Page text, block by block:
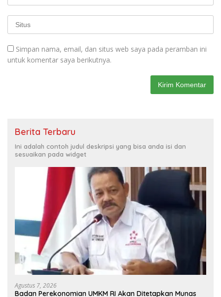
Simpan nama, email, dan situs web saya pada peramban ini
untuk komentar saya berikutnya.
Berita Terbaru
Ini adalah contoh judul deskripsi yang bisa anda isi dan
sesuaikan pada widget
Agustus 7, 2026
Badan Perekonomian UMKM RI Akan Ditetapkan Munas